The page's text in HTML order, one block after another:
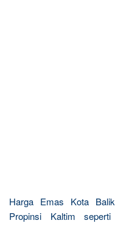
Harga Emas Kota
Propinsi Kaltim